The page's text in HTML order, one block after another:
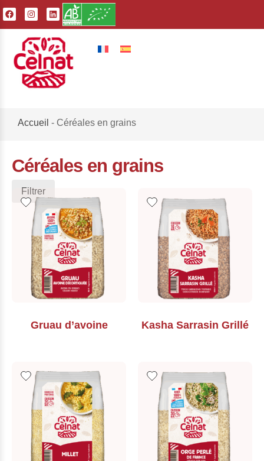
Accueil - Céréales en grains
Céréales en grains
Filtrer
Gruau d’avoine Kasha Sarrasin Grillé